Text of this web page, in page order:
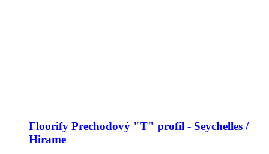
Floorify Prechodový "T" profil - Seychelles /
Hirame